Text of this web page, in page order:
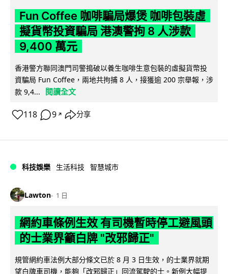
Fun Coffee 咖啡騙局爆煲 咖啡包裝虛
擬貨幣投資騙局 港澳警拘 8 人涉款
9,400 萬元
香港警方聯同澳門司警搗破以養生咖啡生意包裝的虛擬貨幣投
資騙局 Fun Coffee，兩地共拘捕 8 人，接獲逾 200 宗舉報，涉
款 9,4...
閱讀全文
118 9 ↗ 分享
科技娛樂 生活科技 智慧城市
Lawton 1 日
網約車條例生效 有司機暫時停工避風頭
的士業界籲白牌 "改邪歸正"
規管網約車法例大部分條文已於 8 月 3 日生效，的士業界就期
望白牌車司機，能夠「改邪歸正」回流駕駛的士。新例大幅提